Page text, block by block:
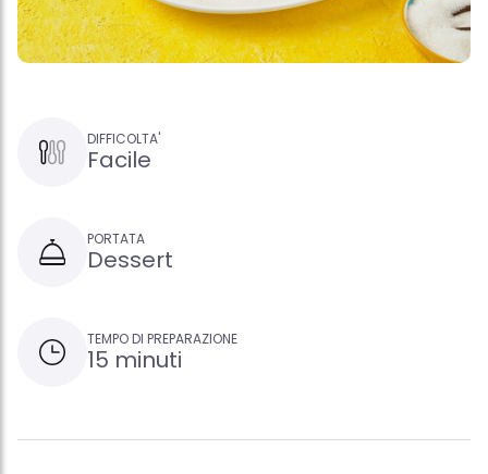
DIFFICOLTA'
Facile
PORTATA
Dessert
TEMPO DI PREPARAZIONE
15 minuti